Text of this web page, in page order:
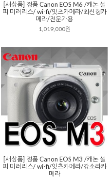
[새상품] 정품 Canon EOS M6 /캐논 셀
피 미러리스/ wi-fi/잇츠카메라/최신형카
메라/전문가용
1,019,000원
[새상품] 정품 Canon EOS M3 /캐논 셀
피 미러리스/ wi-fi/잇츠카메라/강소라카
메라